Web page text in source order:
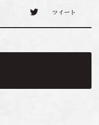
ツイート